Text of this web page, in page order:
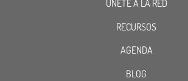
ÚNETE A LA RED
RECURSOS
AGENDA
BLOG